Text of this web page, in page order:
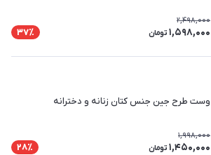
2,498,000
1,598,000 تومان 37٪
وست طرح جین جنس کتان زنانه و دخترانه
1,998,000
1,450,000 تومان 28٪